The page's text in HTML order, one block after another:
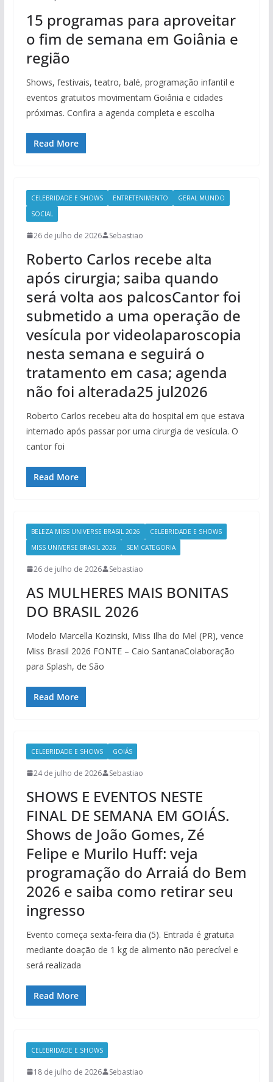
15 programas para aproveitar
o fim de semana em Goiânia e
região
Shows, festivais, teatro, balé, programação infantil e
eventos gratuitos movimentam Goiânia e cidades
próximas. Confira a agenda completa e escolha
Read More
CELEBRIDADE E SHOWS ENTRETENIMENTO
GERAL MUNDO
SOCIAL
26 de julho de 2026 Sebastiao
Roberto Carlos recebe alta
após cirurgia; saiba quando
será volta aos palcosCantor foi
submetido a uma operação de
vesícula por videolaparoscopia
nesta semana e seguirá o
tratamento em casa; agenda
não foi alterada25 jul2026
Roberto Carlos recebeu alta do hospital em que estava
internado após passar por uma cirurgia de vesícula. O
cantor foi
Read More
BELEZA MISS UNIVERSE BRASIL 2026
CELEBRIDADE E SHOWS
MISS UNIVERSE BRASIL 2026
SEM CATEGORIA
26 de julho de 2026 Sebastiao
AS MULHERES MAIS BONITAS
DO BRASIL 2026
Modelo Marcella Kozinski, Miss Ilha do Mel (PR), vence
Miss Brasil 2026 FONTE – Caio SantanaColaboração
para Splash, de São
Read More
CELEBRIDADE E SHOWS GOIÁS
24 de julho de 2026 Sebastiao
SHOWS E EVENTOS NESTE
FINAL DE SEMANA EM GOIÁS.
Shows de João Gomes, Zé
Felipe e Murilo Huff: veja
programação do Arraiá do Bem
2026 e saiba como retirar seu
ingresso
Evento começa sexta-feira dia (5). Entrada é gratuita
mediante doação de 1 kg de alimento não perecível e
será realizada
Read More
CELEBRIDADE E SHOWS
18 de julho de 2026 Sebastiao